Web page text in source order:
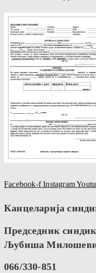
Facebook-f Instagram
Канцеларија
Председник
Љубиша
066/330-851